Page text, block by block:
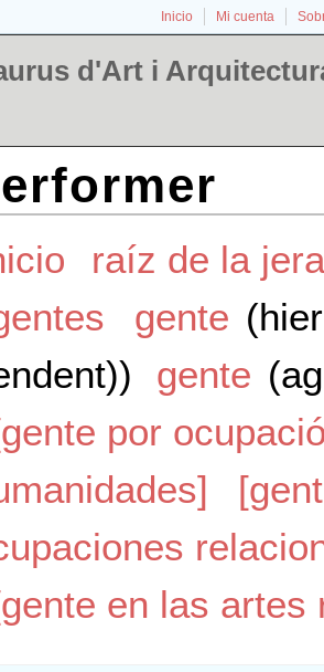
Inicio Mi cuenta
d'Art i
raíz de la
gente
gente
por
en las artes